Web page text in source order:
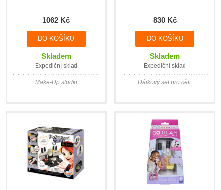
1062 Kč
Skladem
Expediční sklad
Make-Up studio
830 Kč
Skladem
Expediční sklad
Dárkový set pro děti